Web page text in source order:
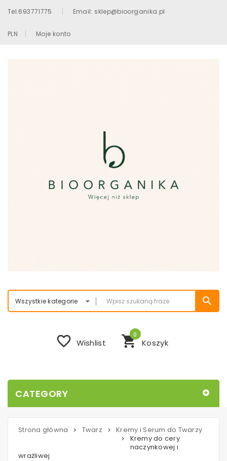
Tel.693771775 Email: sklep@bioorganika.pl
PLN Moje konto
Wszystkie kategorie search
shopping_cart Koszyk
0
favorite_border Wishlist
CATEGORY
Strona główna > Twarz > Kremy i Serum do Twarzy
>
Kremy do cery
naczynkowej i
wrażliwej